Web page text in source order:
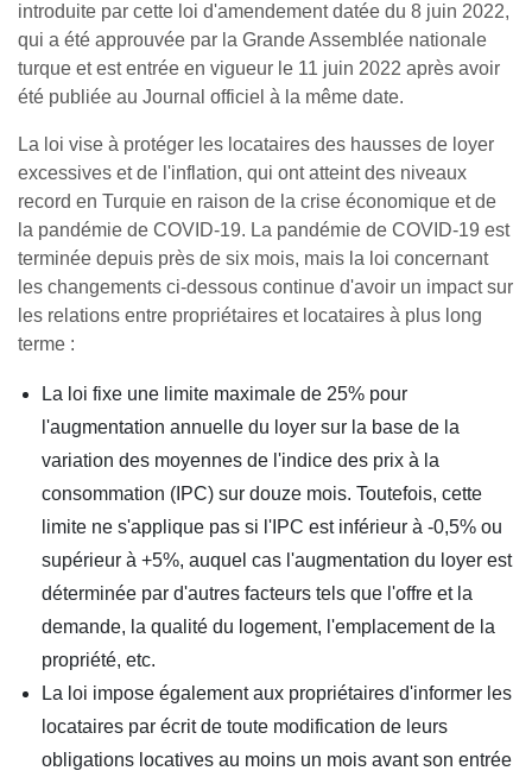
introduite par cette loi d'amendement datée du 8 juin 2022,
qui a été approuvée par la Grande Assemblée nationale
turque et est entrée en vigueur le 11 juin 2022 après avoir
été publiée au Journal officiel à la même date.
La loi vise à protéger les locataires des hausses de loyer
excessives et de l'inflation, qui ont atteint des niveaux
record en Turquie en raison de la crise économique et de
la pandémie de COVID-19. La pandémie de COVID-19 est
terminée depuis près de six mois, mais la loi concernant
les changements ci-dessous continue d'avoir un impact sur
les relations entre propriétaires et locataires à plus long
terme :
La loi fixe une limite maximale de 25% pour
l'augmentation annuelle du loyer sur la base de la
variation des moyennes de l'indice des prix à la
consommation (IPC) sur douze mois. Toutefois, cette
limite ne s'applique pas si l'IPC est inférieur à -0,5% ou
supérieur à +5%, auquel cas l'augmentation du loyer est
déterminée par d'autres facteurs tels que l'offre et la
demande, la qualité du logement, l'emplacement de la
propriété, etc.
La loi impose également aux propriétaires d'informer les
locataires par écrit de toute modification de leurs
obligations locatives au moins un mois avant son entrée